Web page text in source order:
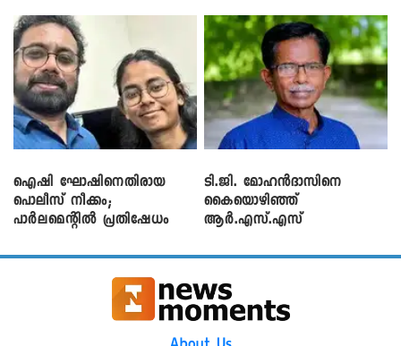
ഐഷി ഘോഷിനെതിരായ
പൊലീസ് നീക്കം;
പാര്‍ലമെന്റിൽ പ്രതിഷേധം
ടി.ജി. മോഹൻദാസിനെ
കൈയൊഴിഞ്ഞ്
ആർ.എസ്.എസ്